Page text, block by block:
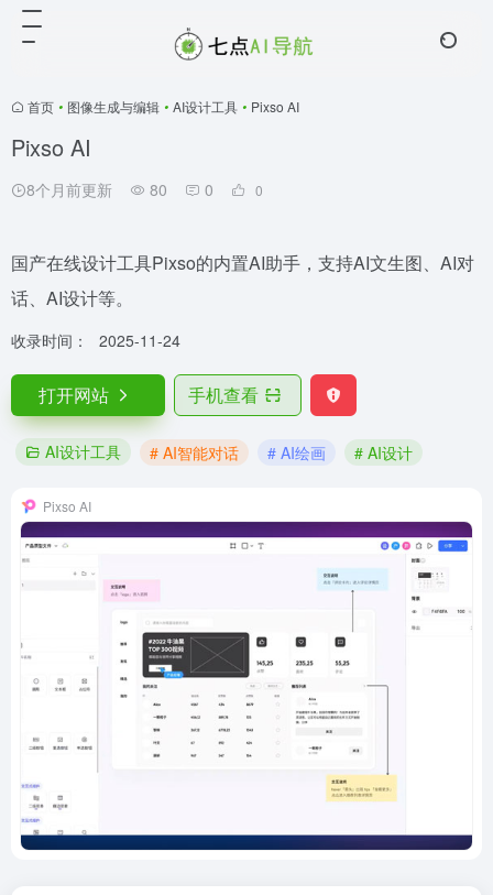
首页 • 图像生成与编辑 • AI设计工具 • Pixso AI
Pixso AI
8个月前更新 80 0 0
国产在线设计工具Pixso的内置AI助手，支持AI文生图、AI对
话、AI设计等。
收录时间： 2025-11-24
打开网站 手机查看
AI设计工具 # AI智能对话 # AI绘画 # AI设计
Pixso AI